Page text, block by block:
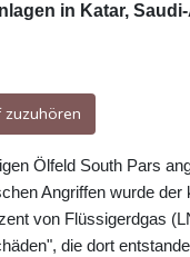
in Katar,
Ölfeld South Pars
Angriffen wurde
von Flüssigerdgas
die dort